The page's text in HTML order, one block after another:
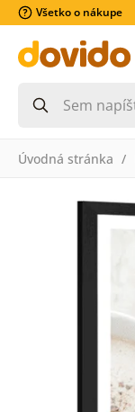
Všetko o nákupe
Úvodná stránka